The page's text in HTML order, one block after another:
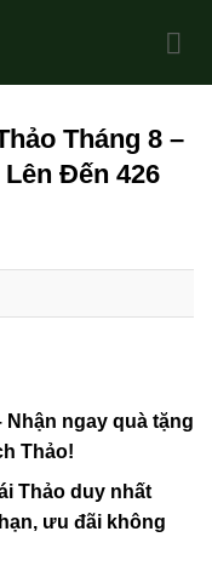
Tháng 8 –
Lên Đến 426
ngay quà tặng
Thảo!
Thảo duy nhất
ưu đãi không